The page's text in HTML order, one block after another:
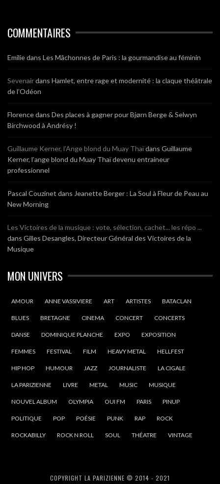
COMMENTAIRES
Emiliedans Les Mâchonnes de Paris : la gourmandise au féminin
Sevenairdans Hamlet, entre rage et modernité : la claque théâtrale
de l’Odéon
Florencedans Des places à gagner pour Bjørn Berge & Selwyn
Birchwood à Andrésy !
Guillaume Kerner, l’Ange blond du Muay Thaïdans Guillaume
Kerner, l’ange blond du Muay Thaï devenu entraineur
professionnel
Pascal Couzinet dans Jeanette Berger : La Soul à Fleur de Peau au
New Morning
Les Victoires de la musique : vote, sélection, cachet... les répo ...
dans Gilles Desangles, Directeur Général des Victoires de la
Musique
MON UNIVERS
AMOUR ANNE VASSIVIERE ART ARTISTES BATACLAN
BLUES BRETAGNE CINEMA CONCERT CONCERTS
DANSE DOMINIQUE PLANCHE EXPO EXPOSITION
FEMMES FESTIVAL FILM HEAVY METAL HELLFEST
HIP HOP HUMOUR JAZZ JOURNALISTE LA CIGALE
LA PARIZIENNE LIVRE METAL MUSIC MUSIQUE
NOUVEL ALBUM OLYMPIA OUI FM PARIS PINUP
POLITIQUE POP POÉSIE PUNK RAP ROCK
ROCKABILLY ROCK N ROLL SOUL THÉATRE VINTAGE
COPYRIGHT LA PARIZIENNE © 2014 - 2021